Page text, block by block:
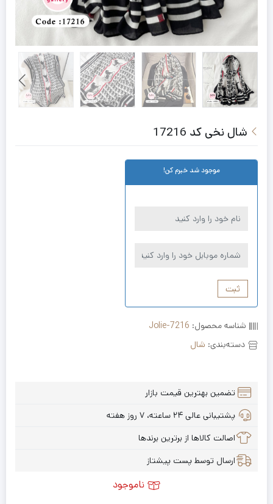
شال نخی کد 17216
موجود شد خبرم کن!
ثبت
شناسه محصول: Jolie-7216
دسته‌بندی: شال
تضمین بهترین قیمت بازار
پشتیبانی عالی ۲۴ ساعته، ۷ روز هفته
اصالت کالاها از برترین برندها
ارسال توسط پست پیشتاز
ناموجود